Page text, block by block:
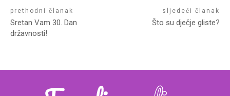
prethodni članak
Sretan Vam 30. Dan
državnosti!
sljedeći članak
Što su dječje gliste?